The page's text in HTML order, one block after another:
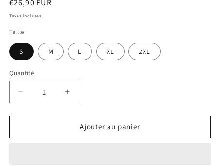
Prix
habituel
€26,90 EUR
Taxes incluses.
Taille
S M L XL 2XL
Quantité
Réduire
la
quantité
Débardeur
Augmenter
la
quantité
Débardeur
Ajouter au panier